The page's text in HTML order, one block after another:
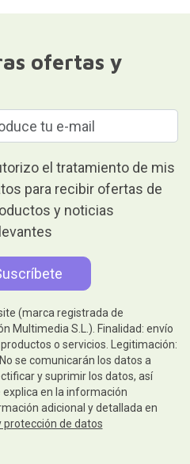
ofertas y
el tratamiento de mis
para recibir ofertas de
y noticias
(marca registrada de
Multimedia S.L.). Finalidad: envío
o servicios. Legitimación:
se comunicarán los datos a
y suprimir los datos, así
en la información
adicional y detallada en
protección de datos